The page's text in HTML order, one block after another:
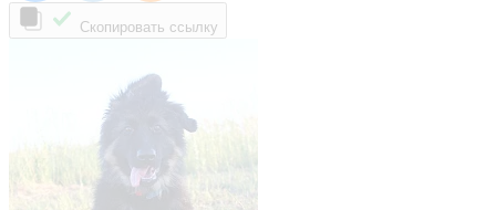
Скопировать ссылку